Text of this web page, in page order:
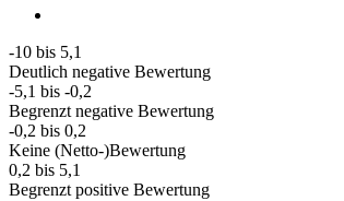
-10 bis 5,1
Deutlich negative Bewertung
-5,1 bis -0,2
Begrenzt negative Bewertung
-0,2 bis 0,2
Keine (Netto-)Bewertung
0,2 bis 5,1
Begrenzt positive Bewertung